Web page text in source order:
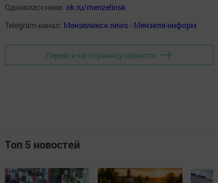
Одноклассники: ok.ru/menzelinsk
Telegram-канал: Мензелинск news - Мензеля-информ
Перейти на страницу новости
Топ 5 новостей